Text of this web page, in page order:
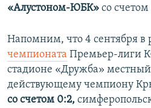
«Алустоном-ЮБК» со
Напомним, что 4 сентября в
чемпионата Премьер-лиги
стадионе «Дружба» местный
действующему чемпиону
со счетом 0:2,